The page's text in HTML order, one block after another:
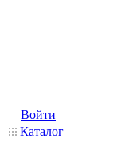
Войти
Каталог